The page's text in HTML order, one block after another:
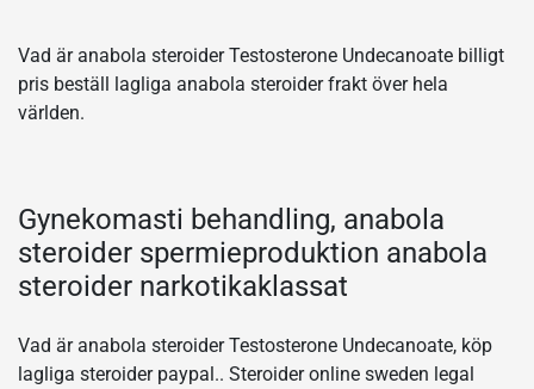
Vad är anabola steroider Testosterone Undecanoate billigt
pris beställ lagliga anabola steroider frakt över hela
världen.
Gynekomasti behandling, anabola
steroider spermieproduktion anabola
steroider narkotikaklassat
Vad är anabola steroider Testosterone Undecanoate, köp
lagliga steroider paypal.. Steroider online sweden legal